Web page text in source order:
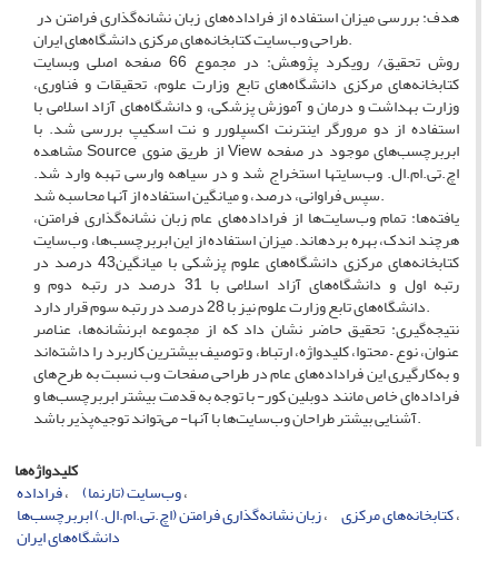
هدف: بررسی میزان استفاده از فراداده‌‏های زبان نشانه‌‏گذاری فرامتن در
طراحی وب‌­سایت کتابخانه‌‏های مرکزی دانشگاه‌‏های ایران.
روش تحقیق/ رویکرد پژوهش: در مجموع 66 صفحه اصلی وب‏سایت
کتابخانه‏‌های مرکزی دانشگاه‌‏های تابع وزارت علوم، تحقیقات و فناوری،
وزارت بهداشت و درمان و آموزش پزشکی، و دانشگاه‏‌های آزاد اسلامی با
استفاده از دو مرورگر اینترنت اکسپلورر و نت اسکیپ بررسی شد. با
مشاهده Source از طریق منوی View ابربرچسب‌‏های موجود در صفحه
اچ.تی.ام.ال. وب‏‌سایت‏ها استخراج شد و در سیاهه وارسی تهبه وارد شد.
سپس فراوانی، درصد، و میانگین استفاده از آنها محاسبه شد.
یافته‌‏ها: تمام وب‌‏سایت‌‏ها از فراداده‌‏های عام زبان نشانه‌‏گذاری فرامتن،
هر­چند اندک، بهره برده‏اند. میزان استفاده از این ابربرچسب‌‏ها، وب‌­سایت
کتابخانه‌‏های مرکزی دانشگاه‌‏های علوم پزشکی با میانگین43 درصد در
رتبه اول و ‏دانشگاه‌‏های آزاد اسلامی با 31 درصد در رتبه دوم و
دانشگاه‌‏های تابع وزارت علوم نیز با 28 درصد در رتبه سوم قرار دارد.
نتیجه‏‌گیری: تحقیق حاضر نشان داد که از مجموعه ابرنشانه‌‏ها، عناصر
عنوان، نوع – محتوا، کلیدواژه، ارتباط، و توصیف بیشترین کاربرد را داشته‌‏اند
و به‌­کارگیری این فراداده‌‏های عام در طراحی صفحات وب نسبت به طرح‏‌های
فراداده‏‌ای خاص مانند دوبلین کور- با توجه به قدمت بیشتر ابربرچسب‌‏ها و
آشنایی بیشتر طراحان وب‏‌سایت‌‏ها با آنها- می‌‏تواند توجیه‌­پذیر باشد.
کلیدواژه‌ها
فراداده وب‌‏سایت (تارنما)
زبان نشانه‌‏گذاری فرامتن (اچ.تی.ام.ال.) ابربرچسب‌‏ها کتابخانه‌‏های مرکزی
دانشگاه‌‏های ایران